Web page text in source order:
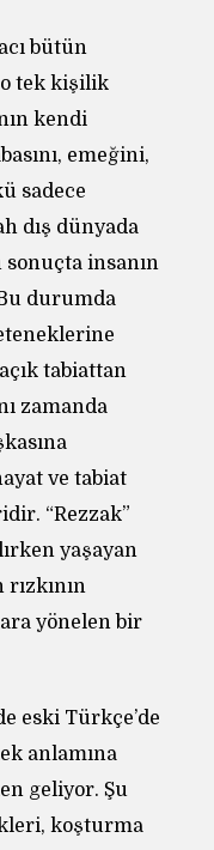
bütün
tek kişilik
kendi
emeğini,
sadece
dış dünyada
sonuçta insanın
durumda
tabiattan
zamanda
ve tabiat
“Rezzak”
yaşayan
rızkının
yönelen bir
eski Türkçe’de
anlamına
geliyor. Şu
koşturma